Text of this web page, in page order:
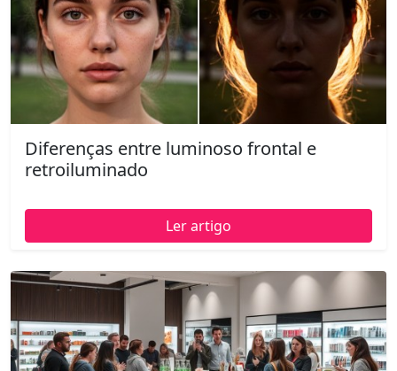
Diferenças entre luminoso frontal e
retroiluminado
Ler artigo